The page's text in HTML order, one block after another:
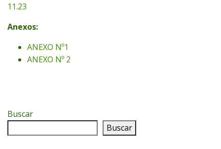
11.23
Anexos:
ANEXO Nº1
ANEXO Nº 2
Buscar
Buscar